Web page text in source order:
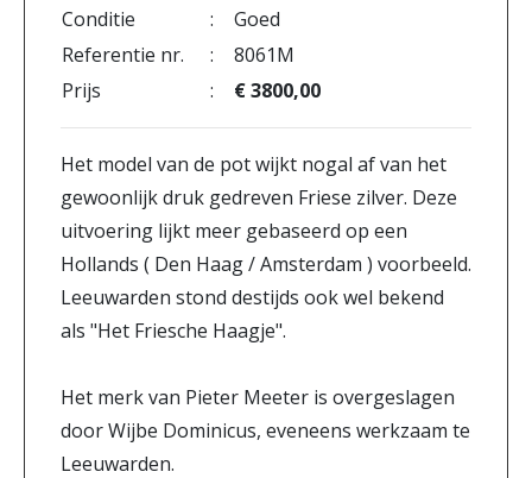
Conditie
:
Goed
Referentie nr.
:
8061M
Prijs
: € 3800,00
Het model van de pot wijkt nogal af van het
gewoonlijk druk gedreven Friese zilver. Deze
uitvoering lijkt meer gebaseerd op een
Hollands ( Den Haag / Amsterdam ) voorbeeld.
Leeuwarden stond destijds ook wel bekend
als "Het Friesche Haagje".
Het merk van Pieter Meeter is overgeslagen
door Wijbe Dominicus, eveneens werkzaam te
Leeuwarden.